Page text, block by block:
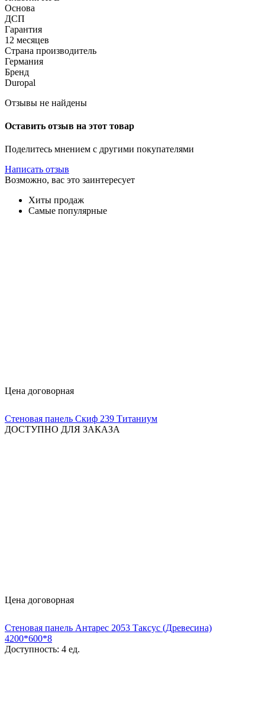
Основа
ДСП
Гарантия
12 месяцев
Страна производитель
Германия
Бренд
Duropal
Отзывы не найдены
Оставить отзыв на этот товар
Поделитесь мнением с другими покупателями
Написать отзыв
Возможно, вас это заинтересует
Хиты продаж
Самые популярные
Цена договорная
Стеновая панель Скиф 239 Титаниум
ДОСТУПНО ДЛЯ ЗАКАЗА
Цена договорная
Стеновая панель Антарес 2053 Таксус (Древесина)
4200*600*8
Доступность: 4 ед.